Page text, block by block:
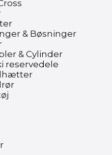
& Bøsninger
& Cylinder
reservedele